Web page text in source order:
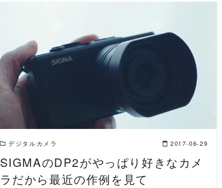
READ MORE
デジタルカメラ 2017-06-29
SIGMAのDP2がやっぱり好きなカメ
ラだから最近の作例を見て